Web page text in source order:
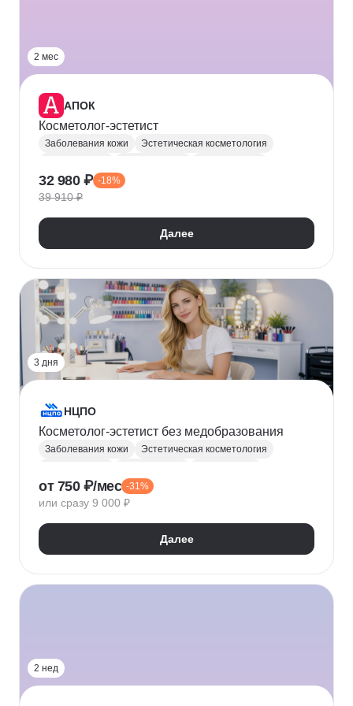
2 мес
АПОК
Косметолог-эстетист
Заболевания кожи
Эстетическая косметология
Ароматерапия
Массаж лица
32 980 ₽ -18%
39 910 ₽
Далее
3 дня
НЦПО
Косметолог-эстетист без медобразования
Заболевания кожи
Эстетическая косметология
Лимфодренажный массаж
от 750 ₽/мес -31%
или сразу 9 000 ₽
Далее
2 нед